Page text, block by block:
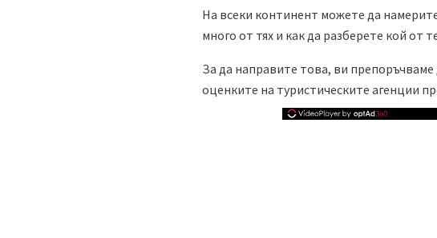
На всеки континент можете да
много от тях и как да разберете кой от
За да направите това, ви
оценките на туристическите агенции